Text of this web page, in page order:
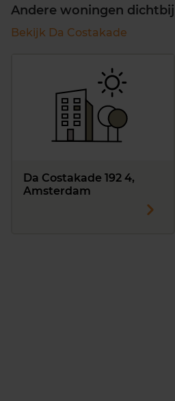
Andere woningen dichtbij
Bekijk Da Costakade
Da Costakade 192 4,
Amsterdam